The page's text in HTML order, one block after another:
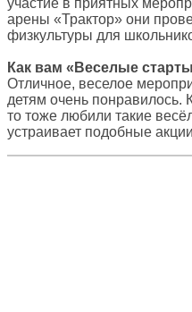
арены «Трактор» они
физкультуры для
Как вам «Веселые
Отличное, веселое
детям очень понравилось.
то тоже любили такие
устраивает подобные